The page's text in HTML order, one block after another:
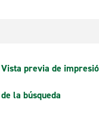
Vista previa de
la búsqueda